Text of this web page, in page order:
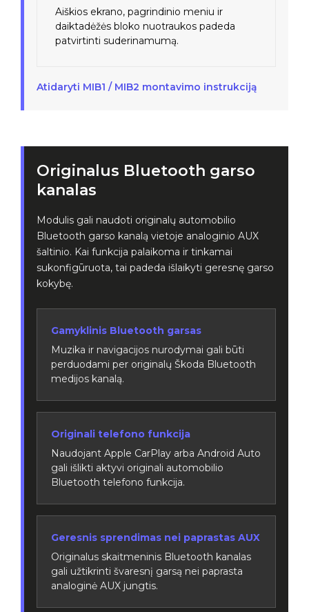
Aiškios ekrano, pagrindinio meniu ir
daiktadėžės bloko nuotraukos padeda
patvirtinti suderinamumą.
Atidaryti MIB1 / MIB2 montavimo instrukciją
Originalus Bluetooth garso
kanalas
Modulis gali naudoti originalų automobilio
Bluetooth garso kanalą vietoje analoginio AUX
šaltinio. Kai funkcija palaikoma ir tinkamai
sukonfigūruota, tai padeda išlaikyti geresnę garso
kokybę.
Gamyklinis Bluetooth garsas
Muzika ir navigacijos nurodymai gali būti
perduodami per originalų Škoda Bluetooth
medijos kanalą.
Originali telefono funkcija
Naudojant Apple CarPlay arba Android Auto
gali išlikti aktyvi originali automobilio
Bluetooth telefono funkcija.
Geresnis sprendimas nei paprastas AUX
Originalus skaitmeninis Bluetooth kanalas
gali užtikrinti švaresnį garsą nei paprasta
analoginė AUX jungtis.